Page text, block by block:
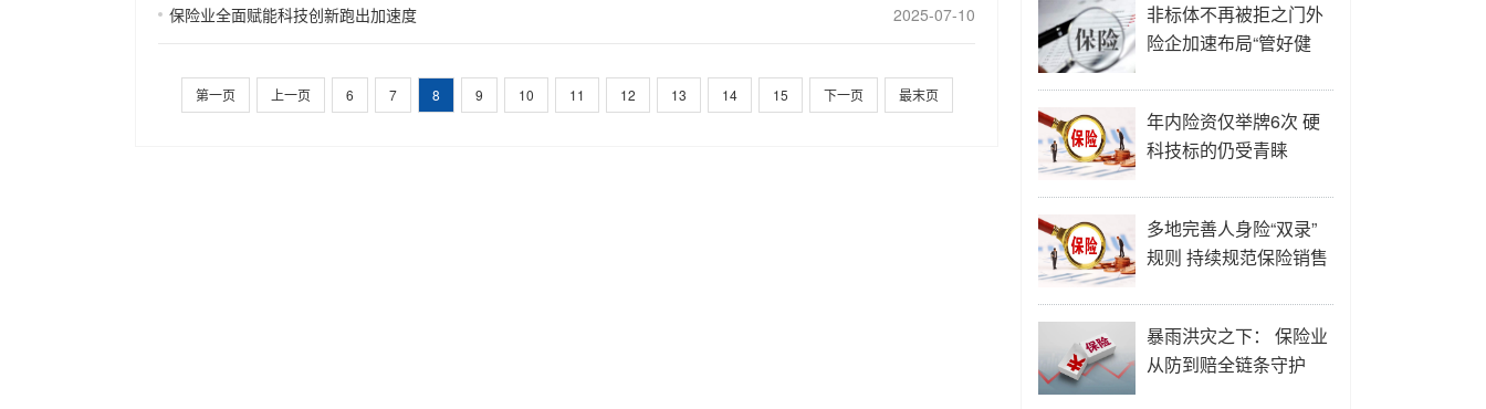
2025-07-10
保险业全面赋能科技创新跑出加速度
第一页 上一页 6 7 8 9 10 11 12 13 14 15 下一页 最末页
非标体不再被拒之门外
险企加速布局“管好健
年内险资仅举牌6次 硬
科技标的仍受青睐
多地完善人身险“双录”
规则 持续规范保险销售
暴雨洪灾之下： 保险业
从防到赔全链条守护